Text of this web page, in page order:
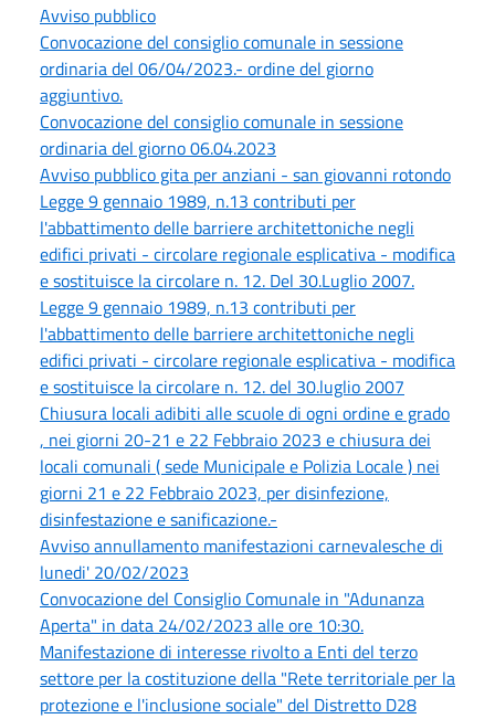
Avviso pubblico
Convocazione del consiglio comunale in sessione
ordinaria del 06/04/2023.- ordine del giorno
aggiuntivo.
Convocazione del consiglio comunale in sessione
ordinaria del giorno 06.04.2023
Avviso pubblico gita per anziani - san giovanni rotondo
Legge 9 gennaio 1989, n.13 contributi per
l'abbattimento delle barriere architettoniche negli
edifici privati - circolare regionale esplicativa - modifica
e sostituisce la circolare n. 12. Del 30.Luglio 2007.
Legge 9 gennaio 1989, n.13 contributi per
l'abbattimento delle barriere architettoniche negli
edifici privati - circolare regionale esplicativa - modifica
e sostituisce la circolare n. 12. del 30.luglio 2007
Chiusura locali adibiti alle scuole di ogni ordine e grado
, nei giorni 20-21 e 22 Febbraio 2023 e chiusura dei
locali comunali ( sede Municipale e Polizia Locale ) nei
giorni 21 e 22 Febbraio 2023, per disinfezione,
disinfestazione e sanificazione.-
Avviso annullamento manifestazioni carnevalesche di
lunedi' 20/02/2023
Convocazione del Consiglio Comunale in "Adunanza
Aperta" in data 24/02/2023 alle ore 10:30.
Manifestazione di interesse rivolto a Enti del terzo
settore per la costituzione della "Rete territoriale per la
protezione e l'inclusione sociale" del Distretto D28